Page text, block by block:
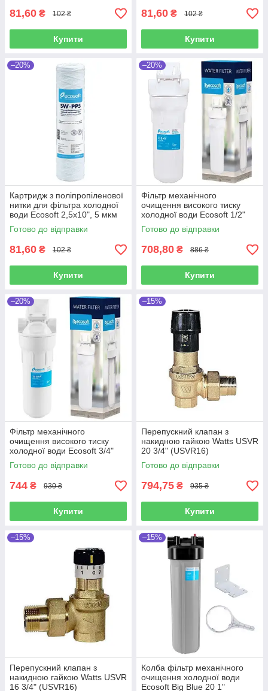
81,60 ₴ 102 ₴
Купити
81,60 ₴ 102 ₴
Купити
–20%
Картридж з поліпропіленової
нитки для фільтра холодної
води Ecosoft 2,5x10", 5 мкм
(CPN25105ECO)
Готово до відправки
81,60 ₴ 102 ₴
Купити
–20%
Фільтр механічного
очищення високого тиску
холодної води Ecosoft 1/2"
30bar (FPV12PECO)
Готово до відправки
708,80 ₴ 886 ₴
Купити
–20%
Фільтр механічного
очищення високого тиску
холодної води Ecosoft 3/4"
30bar (FPV34PECO)
Готово до відправки
744 ₴ 930 ₴
Купити
–15%
Перепускний клапан з
накидною гайкою Watts USVR
20 3/4" (USVR16)
Готово до відправки
794,75 ₴ 935 ₴
Купити
–15%
Перепускний клапан з
накидною гайкою Watts USVR
16 3/4" (USVR16)
–15%
Колба фільтр механічного
очищення холодної води
Ecosoft Big Blue 20 1"